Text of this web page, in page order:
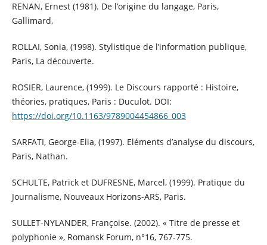
RENAN, Ernest (1981). De l’origine du langage, Paris,
Gallimard,
ROLLAI, Sonia, (1998). Stylistique de l’information publique,
Paris, La découverte.
ROSIER, Laurence, (1999). Le Discours rapporté : Histoire,
théories, pratiques, Paris : Duculot. DOI:
https://doi.org/10.1163/9789004454866_003
SARFATI, George-Elia, (1997). Eléments d’analyse du discours,
Paris, Nathan.
SCHULTE, Patrick et DUFRESNE, Marcel, (1999). Pratique du
Journalisme, Nouveaux Horizons-ARS, Paris.
SULLET-NYLANDER, Françoise. (2002). « Titre de presse et
polyphonie », Romansk Forum, n°16, 767-775.